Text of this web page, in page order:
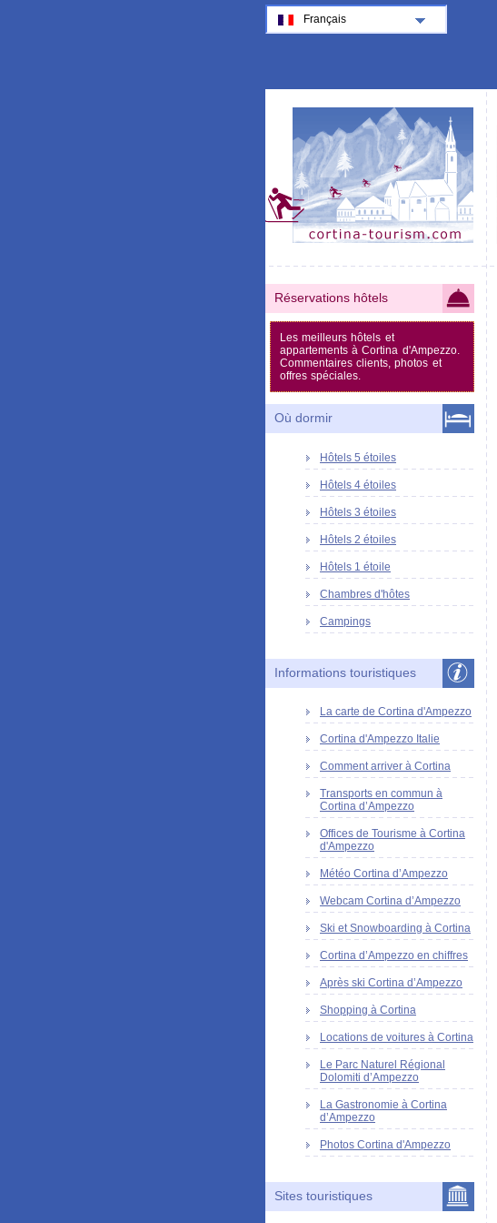
Réservations hôtels
Les meilleurs hôtels et
appartements à Cortina d'Ampezzo.
Commentaires clients, photos et
offres spéciales.
Où dormir
Hôtels 5 étoiles
Hôtels 4 étoiles
Hôtels 3 étoiles
Hôtels 2 étoiles
Hôtels 1 étoile
Chambres d'hôtes
Campings
Informations touristiques
La carte de Cortina d'Ampezzo
Cortina d'Ampezzo Italie
Comment arriver à Cortina
Transports en commun à
Cortina d’Ampezzo
Offices de Tourisme à Cortina
d'Ampezzo
Météo Cortina d’Ampezzo
Webcam Cortina d’Ampezzo
Ski et Snowboarding à Cortina
Cortina d’Ampezzo en chiffres
Après ski Cortina d’Ampezzo
Shopping à Cortina
Locations de voitures à Cortina
Le Parc Naturel Régional
Dolomiti d’Ampezzo
La Gastronomie à Cortina
d’Ampezzo
Photos Cortina d'Ampezzo
Sites touristiques
Français